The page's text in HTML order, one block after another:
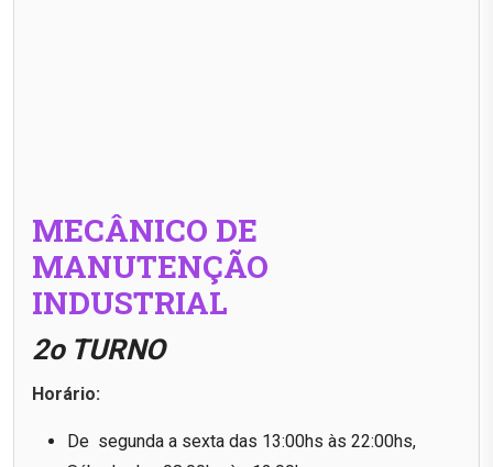
MECÂNICO DE
MANUTENÇÃO
INDUSTRIAL
2o TURNO
Horário:
De segunda a sexta das 13:00hs às 22:00hs,